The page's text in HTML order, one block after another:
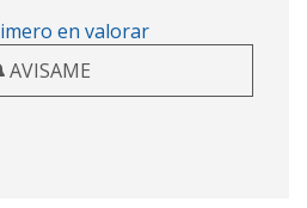
en valorar
AVISAME